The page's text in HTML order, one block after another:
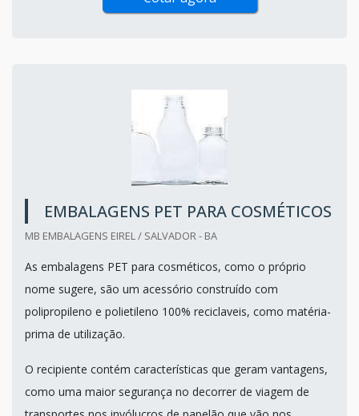
EMBALAGENS PET PARA COSMÉTICOS
MB EMBALAGENS EIREL / SALVADOR - BA
As embalagens PET para cosméticos, como o próprio
nome sugere, são um acessório construído com
polipropileno e polietileno 100% reciclaveis, como matéria-
prima de utilização.
O recipiente contém características que geram vantagens,
como uma maior segurança no decorrer de viagem de